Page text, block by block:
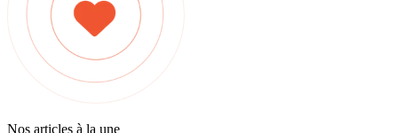
Nos articles à la une